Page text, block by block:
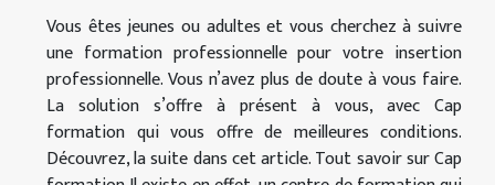
Vous êtes jeunes ou adultes et vous cherchez à suivre
une formation professionnelle pour votre insertion
professionnelle. Vous n’avez plus de doute à vous faire.
La solution s’offre à présent à vous, avec Cap
formation qui vous offre de meilleures conditions.
Découvrez, la suite dans cet article. Tout savoir sur Cap